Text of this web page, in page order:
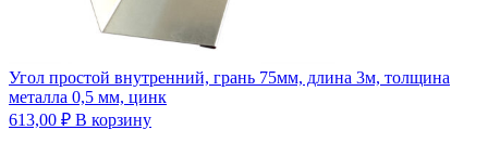
Угол простой внутренний, грань 75мм, длина 3м, толщина
металла 0,5 мм, цинк
613,00 ₽ В корзину